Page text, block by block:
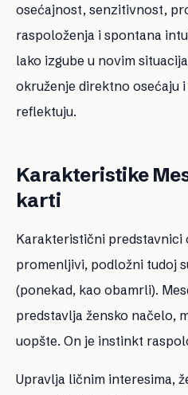
osećajnost, senzitivnost,
raspoloženja i spontana
lako izgube u novim
okruženje direktno osećaju
reflektuju.
Karakteristike
karti
Karakteristični predstavnici
promenljivi, podložni tudoj
(ponekad, kao obamrli).
predstavlja žensko načelo,
uopšte. On je instinkt
Upravlja ličnim interesima,